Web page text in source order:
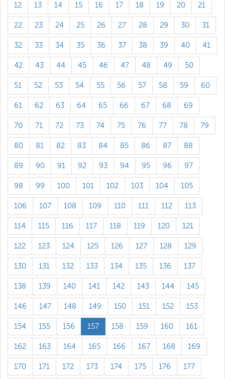
12 13 14 15 16 17 18 19 20 21
22 23 24 25 26 27 28 29 30 31
32 33 34 35 36 37 38 39 40 41
42 43 44 45 46 47 48 49 50
51 52 53 54 55 56 57 58 59 60
61 62 63 64 65 66 67 68 69
70 71 72 73 74 75 76 77 78 79
80 81 82 83 84 85 86 87 88
89 90 91 92 93 94 95 96 97
98 99 100 101 102 103 104 105
106 107 108 109 110 111 112 113
114 115 116 117 118 119 120 121
122 123 124 125 126 127 128 129
130 131 132 133 134 135 136 137
138 139 140 141 142 143 144 145
146 147 148 149 150 151 152 153
154 155 156 157 158 159 160 161
162 163 164 165 166 167 168 169
170 171 172 173 174 175 176 177